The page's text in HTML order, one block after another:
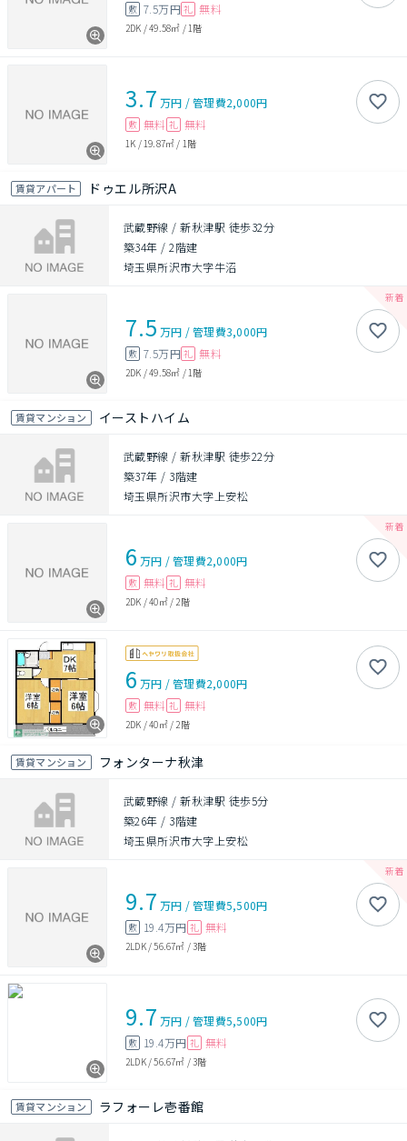
敷 7.5万円 礼 無料
2DK /49.58㎡ / 1階
3.7 万円 /管理費2,000円
敷 無料 礼 無料
1K / 19.87㎡ / 1階
賃貸アパート ドゥエル所沢A
武蔵野線 / 新秋津駅 徒歩32分
築34年 /2階建
埼玉県所沢市大字牛沼
7.5 万円 /管理費3,000円
敷 7.5万円 礼 無料
2DK /49.58㎡ / 1階
賃貸マンション イーストハイム
武蔵野線 / 新秋津駅 徒歩22分
築37年 / 3階建
埼玉県所沢市大字上安松
6 万円 /管理費2,000円
敷 無料 礼 無料
2DK /40㎡/ 2階
6 万円 /管理費2,000円
敷 無料 礼 無料
2DK /40㎡/2階
賃貸マンション フォンターナ秋津
武蔵野線 / 新秋津駅 徒歩5分
築26年 / 3階建
埼玉県所沢市大字上安松
9.7 万円 /管理費5,500円
敷 19.4万円 礼 無料
2LDK/56.67㎡ /3階
9.7 万円 /管理費5,500円
敷 19.4万円 礼 無料
2LDK/56.67㎡ /3階
賃貸マンション ラフォーレ壱番館